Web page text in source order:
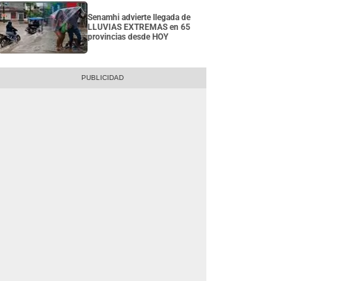
Senamhi advierte llegada de
LLUVIAS EXTREMAS en 65
provincias desde HOY